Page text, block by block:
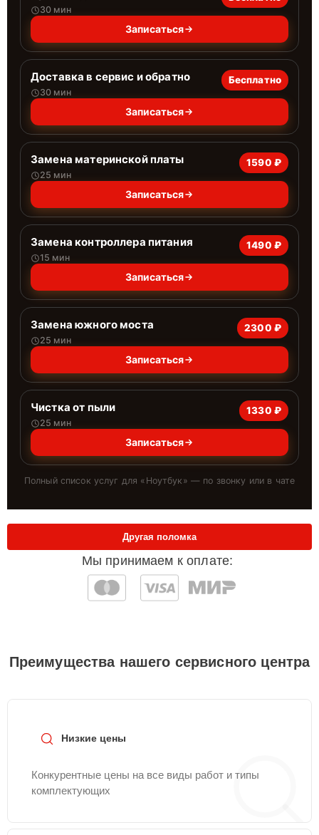
30 мин
Записаться
Доставка в сервис и обратно
30 мин
Бесплатно
Записаться
Замена материнской платы
25 мин
1590 ₽
Записаться
Замена контроллера питания
15 мин
1490 ₽
Записаться
Замена южного моста
25 мин
2300 ₽
Записаться
Чистка от пыли
25 мин
1330 ₽
Записаться
Полный список услуг для « Ноутбук » — по звонку или в чате
Мы принимаем к оплате:
Другая поломка
Преимущества нашего сервисного центра
Низкие цены
Конкурентные цены на все виды работ и типы
комплектующих